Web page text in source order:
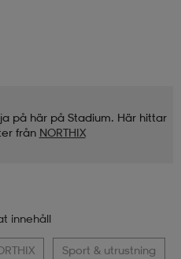
på här på Stadium. Här hittar
från NORTHIX
innehåll
Sport & utrustning